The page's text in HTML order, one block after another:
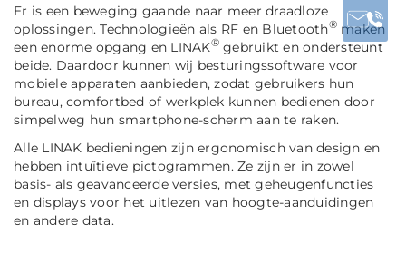
Er is een beweging gaande naar meer draadloze
oplossingen. Technologieën als RF en Bluetooth®maken
een enorme opgang en LINAK®gebruikt en ondersteunt
beide. Daardoor kunnen wij besturingssoftware voor
mobiele apparaten aanbieden, zodat gebruikers hun
bureau, comfortbed of werkplek kunnen bedienen door
simpelweg hun smartphone-scherm aan te raken.
Alle LINAK bedieningen zijn ergonomisch van design en
hebben intuïtieve pictogrammen. Ze zijn er in zowel
basis- als geavanceerde versies, met geheugenfuncties
en displays voor het uitlezen van hoogte-aanduidingen
en andere data.